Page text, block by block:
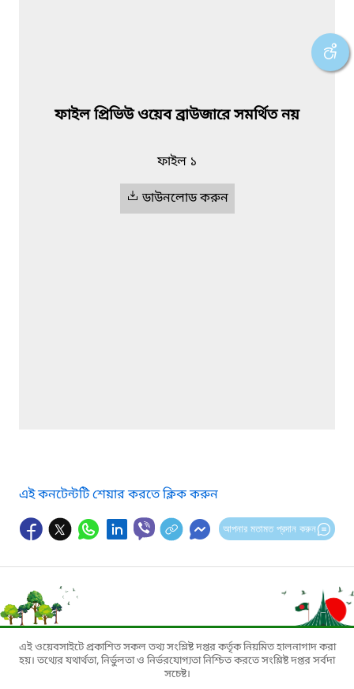
ফাইল প্রিভিউ ওয়েব ব্রাউজারে সমর্থিত নয়
ফাইল ১
ডাউনলোড করুন
এই কনটেন্টটি শেয়ার করতে ক্লিক করুন
আপনার মতামত প্রদান করুন
এই ওয়েবসাইটে প্রকাশিত সকল তথ্য সংশ্লিষ্ট দপ্তর কর্তৃক নিয়মিত হালনাগাদ করা
হয়। তথ্যের যথার্থতা, নির্ভুলতা ও নির্ভরযোগ্যতা নিশ্চিত করতে সংশ্লিষ্ট দপ্তর সর্বদা
সচেষ্ট।